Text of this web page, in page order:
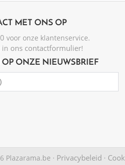
MET ONS OP
voor onze klantenservice.
in ons contactformulier!
OP ONZE NIEUWSBRIEF
Plazarama.be · Privacybeleid ·